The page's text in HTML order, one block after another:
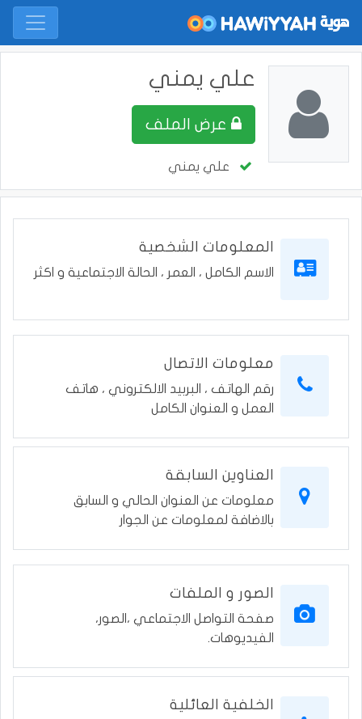
علي يمني
علي يمني
المعلومات الشخصية
الاسم الكامل ، العمر ، الحالة الاجتماعية و اكثر
معلومات الاتصال
رقم الهاتف ، البربيد الالكتروني ، هاتف
العمل و العنوان الكامل
العناوين السابقة
معلومات عن العنوان الحالي و السابق
بالاضافة لمعلومات عن الجوار
الصور و الملفات
صفحة التواصل الاجتماعي ،الصور،
الفيديوهات.
الخلفية العائلية